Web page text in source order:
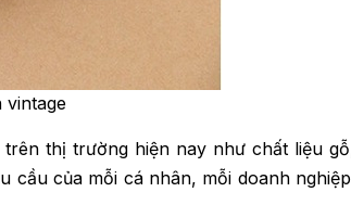
vintage
thị trường hiện nay như chất liệu
cầu của mỗi cá nhân, mỗi doanh